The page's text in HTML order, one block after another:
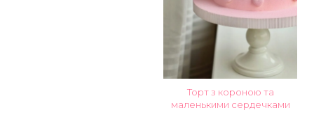
Торт з короною та
маленькими сердечками